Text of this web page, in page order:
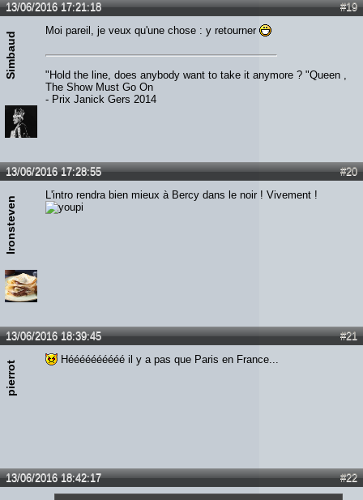
#19
13/06/2016 17:21:18
Simbaud
Moi pareil, je veux qu'une chose : y retourner
"Hold the line, does anybody want to take it anymore ? "Queen ,
The Show Must Go On
- Prix Janick Gers 2014
#20
13/06/2016 17:28:55
Ironsteven
L'intro rendra bien mieux à Bercy dans le noir ! Vivement !
#21
13/06/2016 18:39:45
pierrot
Héééééééééé il y a pas que Paris en France...
#22
13/06/2016 18:42:17